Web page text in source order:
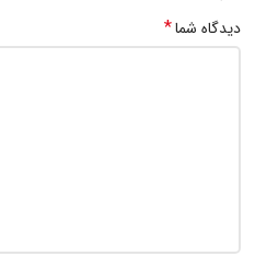
دیدگاه شما*